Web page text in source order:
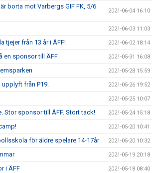
borta mot Varbergs GIF FK, 5/6
2021-06-04 16:10
2021-06-03 11:03
tjejer från 13 år i ÄFF! 2021-06-02 18:14
en sponsor till ÄFF 2021-05-31 16:08
2021-05-28 15:59
upplyft från P19. 2021-05-26 19:52
2021-05-25 10:07
Stor sponsor till ÄFF. Stort tack! 2021-05-24 15:18
2021-05-20 10:41
för äldre spelare 14-17år 2021-05-20 10:32
2021-05-19 20:18
i ÄFF 2021-05-18 08:40